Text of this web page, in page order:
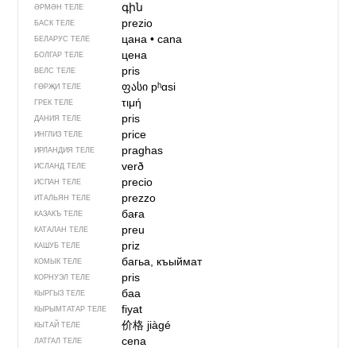
ӘРМӘН ТЕЛЕ գին
БАСК ТЕЛЕ prezio
БЕЛАРУС ТЕЛЕ цана• cana
БОЛГАР ТЕЛЕ цена
ВЕЛС ТЕЛЕ pris
ГӨРҖИ ТЕЛЕ ფასი pʰɑsi
ГРЕК ТЕЛЕ τιμή
ДАНИЯ ТЕЛЕ pris
ИНГЛИЗ ТЕЛЕ price
ИРЛАНДИЯ ТЕЛЕ praghas
ИСЛАНД ТЕЛЕ verð
ИСПАН ТЕЛЕ precio
ИТАЛЬЯН ТЕЛЕ prezzo
КАЗАКЪ ТЕЛЕ баға
КАТАЛАН ТЕЛЕ preu
КАШУБ ТЕЛЕ priz
КОМЫК ТЕЛЕ багьа, къыймат
КОРНУЭЛ ТЕЛЕ pris
КЫРГЫЗ ТЕЛЕ баа
КЫРЫМТАТАР ТЕЛЕ fiyat
КЫТАЙ ТЕЛЕ 价格 jiàgé
ЛАТГАЛ ТЕЛЕ cena